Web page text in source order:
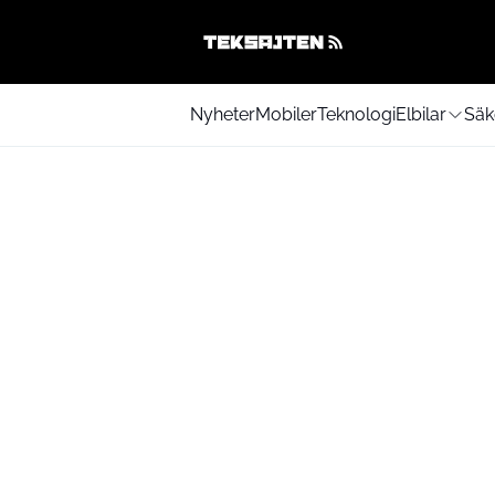
NyheterMobilerTeknologiElbilar